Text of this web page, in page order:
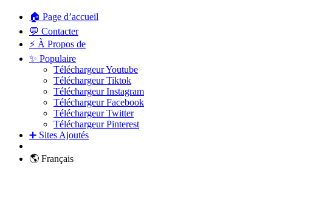
🏠 Page d’accueil
💬 Contacter
⚡ À Propos de
✨ Populaire
Téléchargeur Youtube
Téléchargeur Tiktok
Téléchargeur Instagram
Téléchargeur Facebook
Téléchargeur Twitter
Téléchargeur Pinterest
➕ Sites Ajoutés
🌎 Français